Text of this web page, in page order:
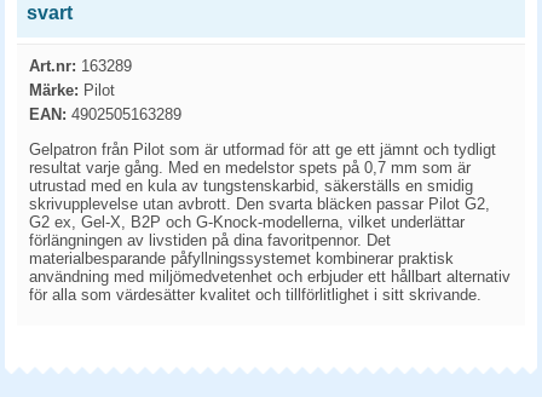
svart
Art.nr: 163289
Märke: Pilot
EAN: 4902505163289
Gelpatron från Pilot som är utformad för att ge ett jämnt och tydligt
resultat varje gång. Med en medelstor spets på 0,7 mm som är
utrustad med en kula av tungstenskarbid, säkerställs en smidig
skrivupplevelse utan avbrott. Den svarta bläcken passar Pilot G2,
G2 ex, Gel-X, B2P och G-Knock-modellerna, vilket underlättar
förlängningen av livstiden på dina favoritpennor. Det
materialbesparande påfyllningssystemet kombinerar praktisk
användning med miljömedvetenhet och erbjuder ett hållbart alternativ
för alla som värdesätter kvalitet och tillförlitlighet i sitt skrivande.